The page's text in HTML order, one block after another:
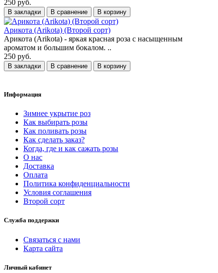
250 руб.
В закладки В сравнение В корзину
Арикота (Arikota) (Второй сорт)
Арикота (Arikota) - яркая красная роза с насыщенным
ароматом и большим бокалом. ..
250 руб.
В закладки В сравнение В корзину
Информация
Зимнее укрытие роз
Как выбирать розы
Как поливать розы
Как сделать заказ?
Когда, где и как сажать розы
О нас
Доставка
Оплата
Политика конфиденциальности
Условия соглашения
Второй сорт
Служба поддержки
Связаться с нами
Карта сайта
Личный кабинет